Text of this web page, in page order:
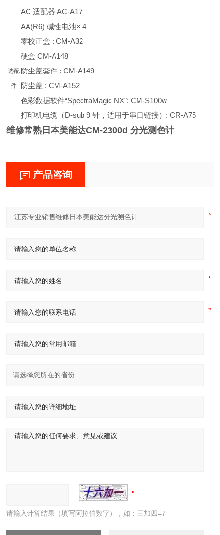
AC 适配器 AC-A17
AA(R6) 碱性电池× 4
选配
件
零校正盒 : CM-A32
硬盒 CM-A148
防尘盖套件 : CM-A149
防尘盖 : CM-A152
色彩数据软件“SpectraMagic NX": CM-S100w
打印机电缆（D-sub 9 针，适用于串口链接）: CR-A75
维修常熟日本美能达CM-2300d 分光测色计
产品咨询
请输入计算结果（填写阿拉伯数字），如：三加四=7